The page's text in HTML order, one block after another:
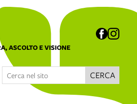
ASCOLTO E VISIONE
CERCA